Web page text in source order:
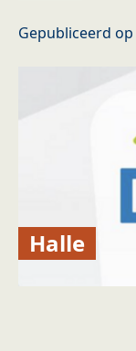
Gepubliceerd op
Halle